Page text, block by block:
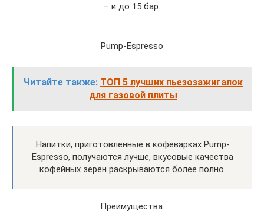
– и до 15 бар.
Pump-Espresso
Читайте также: ТОП 5 лучших пьезозажигалок
для газовой плиты
Напитки, приготовленные в кофеварках Pump-
Espresso, получаются лучше, вкусовые качества
кофейных зёрен раскрываются более полно.
Преимущества: